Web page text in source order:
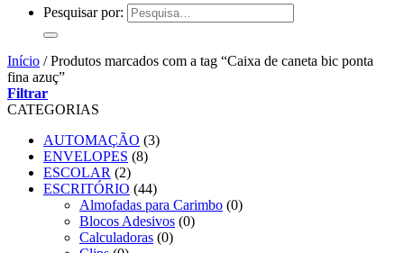
Pesquisar por:
Início /Produtos marcados com a tag “Caixa de caneta bic ponta
fina azuç”
Filtrar
CATEGORIAS
AUTOMAÇÃO (3)
ENVELOPES (8)
ESCOLAR (2)
ESCRITÓRIO (44)
Almofadas para Carimbo (0)
Blocos Adesivos (0)
Calculadoras (0)